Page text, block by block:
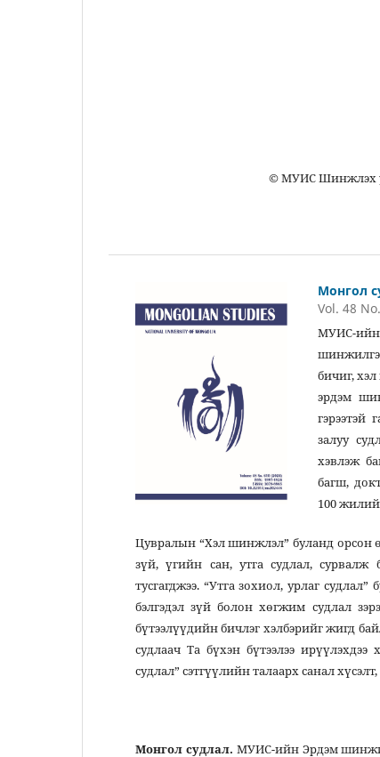
Монгол
Шинжлэх
Монгол хэл,
© МУИС Шинжлэх ухааны
Монгол
Vol. 48
МУИС-
бичиг,
эрдэм
гэрээтэй
залуу
хэвлэж
багш,
100
Цувралын “Хэл шинжлэл” буланд орсон
зүй, үгийн сан, утга судлал, сурвалж
тусгагджээ. “Утга зохиол, урлаг
бэлгэдэл зүй болон хөгжим судлал
бүтээлүүдийн бичлэг хэлбэрийг жигд
судлаач Та бүхэн бүтээлээ
судлал” сэтгүүлийн талаарх санал
Монгол судлал. МУИС-ийн Эрдэм